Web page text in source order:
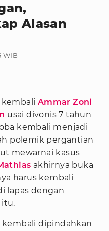
Alasan
WIB
Ammar Zoni
usai divonis 7 tahun
kembali menjadi
polemik pergantian
mewarnai kasus
akhirnya buka
harus kembali
lapas dengan
dipindahkan